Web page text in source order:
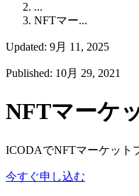
...
NFTマー...
Updated: 9月 11, 2025
Published: 10月 29, 2021
NFTマーケ
ICODAでNFTマーケット
今すぐ申し込む